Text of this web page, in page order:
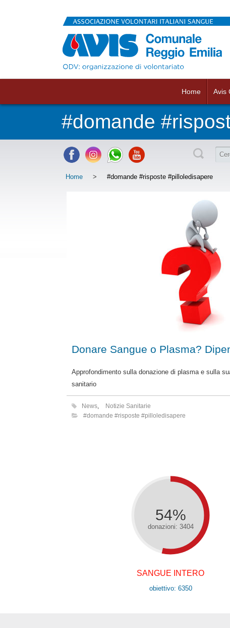
Home Avis
#domande
Home > #domande #risposte #pilloledisapere
Donare Sangue o Plasma?
Approfondimento sulla donazione di plasma e sulla
sanitario
News
Notizie Sanitarie
#domande #risposte #pilloledisapere
54%
donazioni: 3404
SANGUE INTERO
obiettivo: 6350